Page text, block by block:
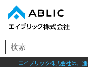
エイブリック株式会社は、